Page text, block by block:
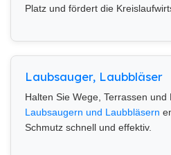
Platz und fördert die
Laubsauger, Laubbläser
Halten Sie Wege, Terrassen
Laubsaugern und Laubbläsern
Schmutz schnell und effektiv.